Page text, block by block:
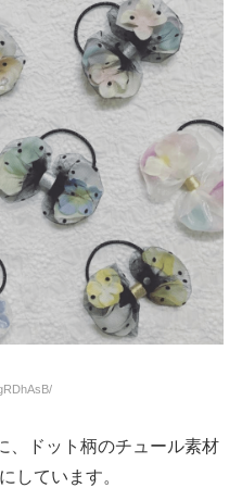
、ドット柄のチュール素材
しています。